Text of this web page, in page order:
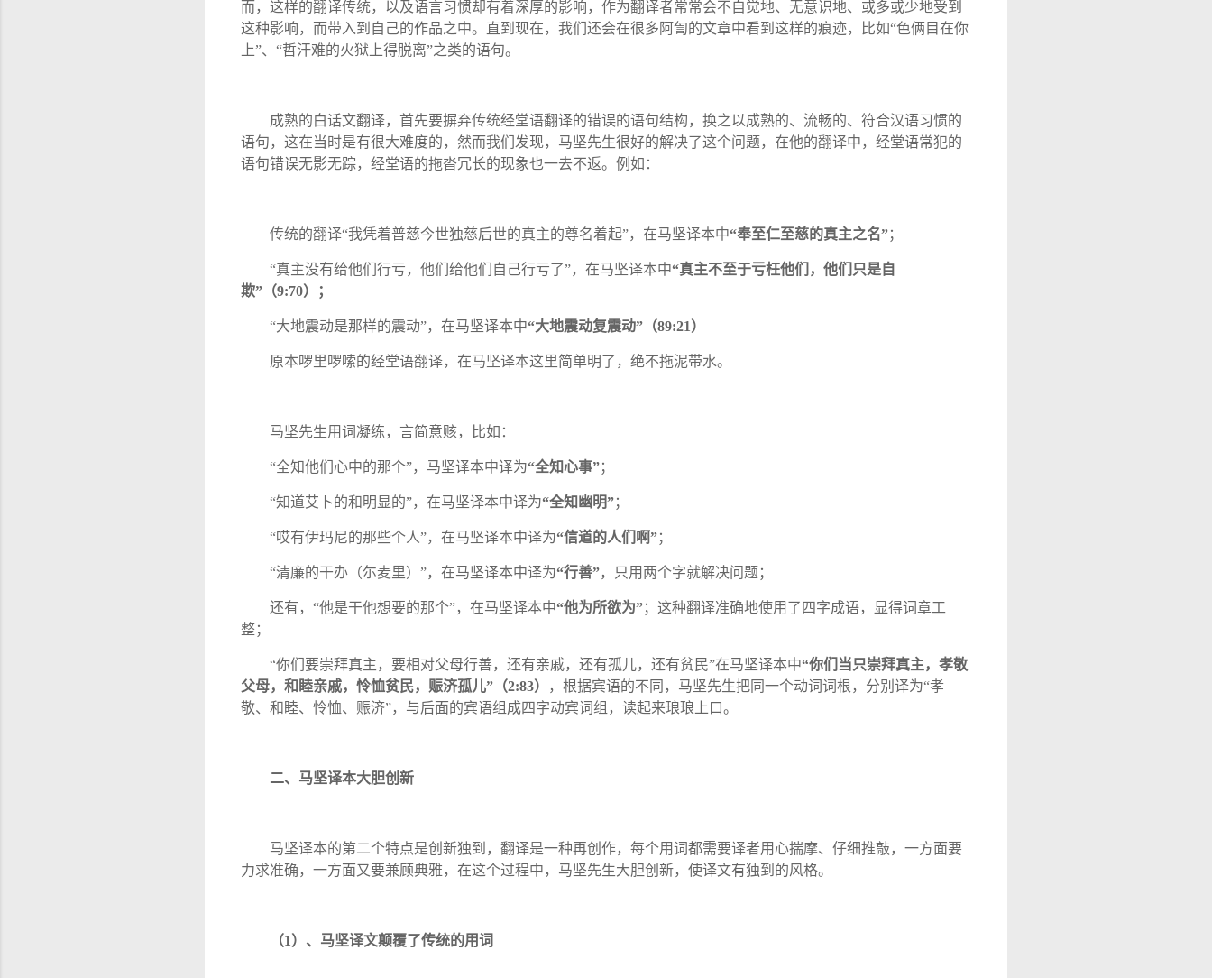
而，这样的翻译传统，以及语言习惯却有着深厚的影响，作为翻译者常常会不自觉地、无意识地、或多或少地受到
这种影响，而带入到自己的作品之中。直到现在，我们还会在很多阿訇的文章中看到这样的痕迹，比如“色俩目在你
上”、 “哲汗难的火狱上得脱离”之类的语句。
成熟的白话文翻译，首先要摒弃传统经堂语翻译的错误的语句结构，换之以成熟的、流畅的、符合汉语习惯的
语句，这在当时是有很大难度的，然而我们发现，马坚先生很好的解决了这个问题，在他的翻译中，经堂语常犯的
语句错误无影无踪，经堂语的拖沓冗长的现象也一去不返。例如：
传统的翻译“我凭着普慈今世独慈后世的真主的尊名着起”，在马坚译本中“奉至仁至慈的真主之名”；
“真主没有给他们行亏，他们给他们自己行亏了”，在马坚译本中“真主不至于亏枉他们，他们只是自
欺” （9:70）；
“大地震动是那样的震动”，在马坚译本中“大地震动复震动” （89:21）
原本啰里啰嗦的经堂语翻译，在马坚译本这里简单明了，绝不拖泥带水。
马坚先生用词凝练，言简意赅，比如：
“全知他们心中的那个”，马坚译本中译为“全知心事”；
“知道艾卜的和明显的”，在马坚译本中译为“全知幽明”；
“哎有伊玛尼的那些个人”，在马坚译本中译为“信道的人们啊”；
“清廉的干办（尓麦里） ”，在马坚译本中译为“行善”，只用两个字就解决问题；
还有， “他是干他想要的那个”，在马坚译本中“他为所欲为”；这种翻译准确地使用了四字成语，显得词章工
整；
“你们要崇拜真主，要相对父母行善，还有亲戚，还有孤儿，还有贫民”在马坚译本中“你们当只崇拜真主，孝敬
父母，和睦亲戚，怜恤贫民，赈济孤儿” （2:83） ，根据宾语的不同，马坚先生把同一个动词词根，分别译为“孝
敬、和睦、怜恤、赈济”，与后面的宾语组成四字动宾词组，读起来琅琅上口。
二、马坚译本大胆创新
马坚译本的第二个特点是创新独到，翻译是一种再创作，每个用词都需要译者用心揣摩、仔细推敲，一方面要
力求准确，一方面又要兼顾典雅，在这个过程中，马坚先生大胆创新，使译文有独到的风格。
（1）、马坚译文颠覆了传统的用词